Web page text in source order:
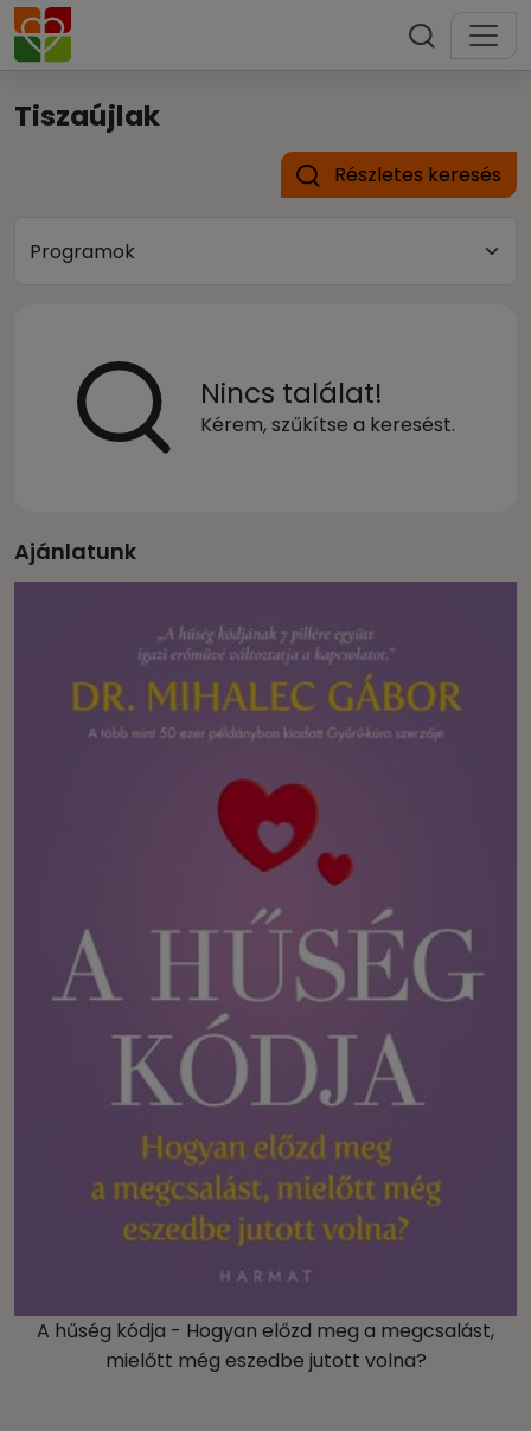
Tiszaújlak
Részletes keresés
Nincs találat!
Kérem, szűkítse a keresést.
Ajánlatunk
A hűség kódja - Hogyan előzd meg a megcsalást,
mielőtt még eszedbe jutott volna?